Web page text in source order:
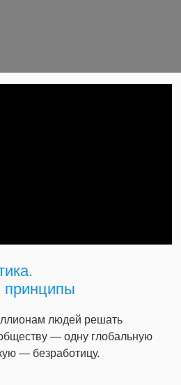
принципы
людей решать
— одну глобальную
— безработицу.